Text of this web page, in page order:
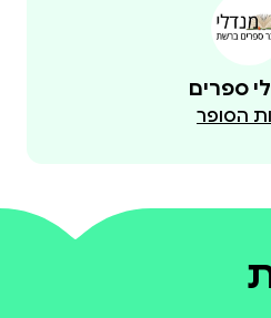
ספרים
הסופר
5